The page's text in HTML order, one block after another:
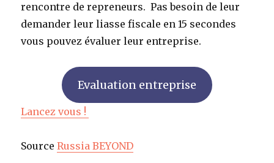
rencontre de repreneurs. Pas besoin de leur
demander leur liasse fiscale en 15 secondes
vous pouvez évaluer leur entreprise.
Evaluation entreprise
Lancez vous !
SourceRussia BEYOND